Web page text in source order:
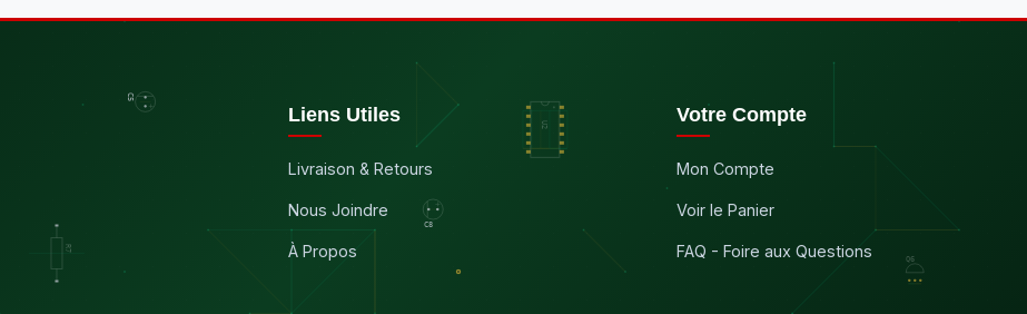
Liens Utiles
Livraison & Retours
Nous Joindre
À Propos
Votre Compte
Mon Compte
Voir le Panier
FAQ - Foire aux Questions